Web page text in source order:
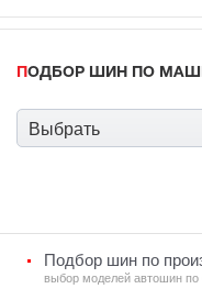
ПОДБОР ШИН ПО
Выбрать
Подбор шин по
выбор моделей автошин по